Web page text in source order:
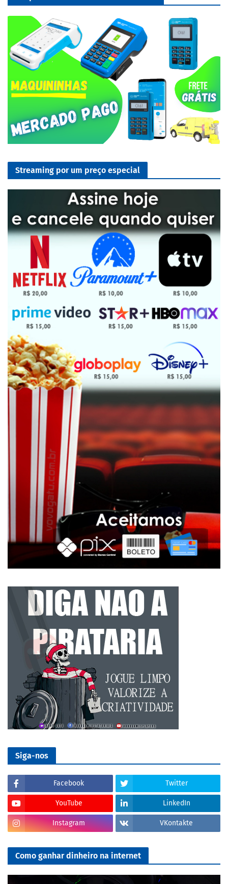
Streaming por um preço especial
Siga-nos
Facebook Twitter
YouTube LinkedIn
Instagram VKontakte
Como ganhar dinheiro na internet